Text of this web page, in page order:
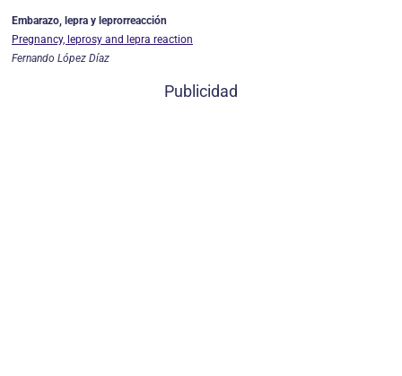
Embarazo, lepra y leprorreacción
Pregnancy, leprosy and lepra reaction
Fernando López Díaz
Publicidad